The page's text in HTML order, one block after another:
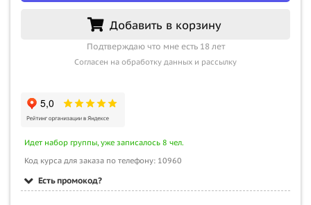
Добавить в корзину
Подтверждаю что мне есть 18 лет
Согласен на обработку данных и рассылку
Идет набор группы, уже записалось 8 чел.
Код курса для заказа по телефону: 10960
Есть промокод?